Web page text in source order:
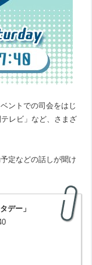
ントでの司会をはじ
レビ」など、さまざ
定などの話しが聞け
デー」